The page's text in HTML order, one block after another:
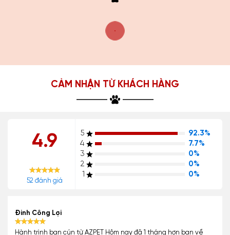
CẢM NHẬN TỪ KHÁCH HÀNG
4.9
52 đánh giá
5
92.3%
4
7.7%
3
0%
2
0%
1
0%
Đinh Công Lợi
Hành trình bạn cún từ AZPET Hôm nay đã 1 tháng hơn bạn về